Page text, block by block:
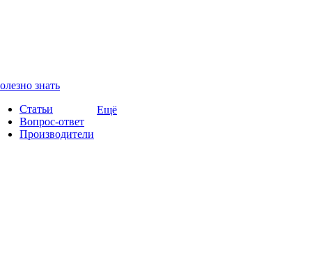
знать
Статьи
Вопрос-ответ
Производители
Ещё